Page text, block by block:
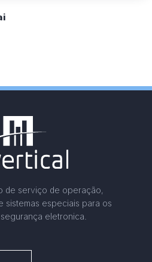
de serviço de operação,
sistemas especiais para os
eletronica.